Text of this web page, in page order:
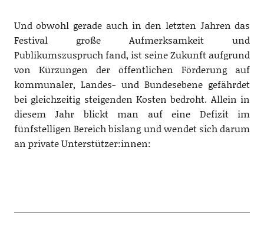
Und obwohl gerade auch in den letzten Jahren das
Festival große Aufmerksamkeit und
Publikumszuspruch fand, ist seine Zukunft aufgrund
von Kürzungen der öffentlichen Förderung auf
kommunaler, Landes- und Bundesebene gefährdet
bei gleichzeitig steigenden Kosten bedroht. Allein in
diesem Jahr blickt man auf eine Defizit im
fünfstelligen Bereich bislang und wendet sich darum
an private Unterstützer:innen: